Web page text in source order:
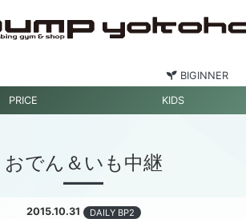
BIGINNER
PRICE KIDS
おでん＆いも中継
2015.10.31 DAILY BP2